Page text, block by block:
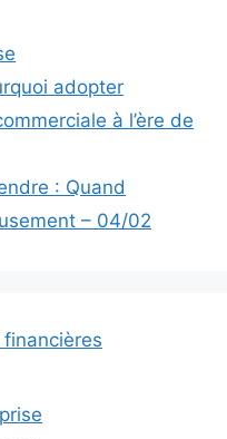
adopter
à l’ère de
: Quand
– 04/02